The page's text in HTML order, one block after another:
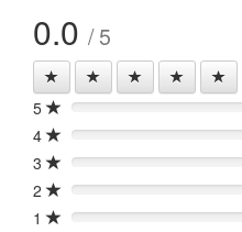
0.0 / 5
5 0%
4
0%
3
0%
2
0%
1
0%